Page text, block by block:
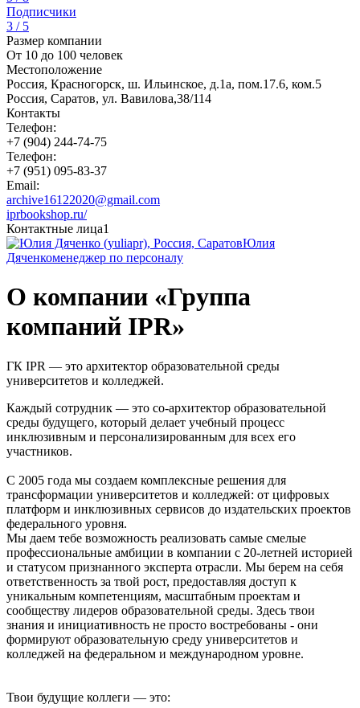
Подписчики
3 / 5
Размер компании
От 10 до 100 человек
Местоположение
Россия, Красногорск, ш. Ильинское, д.1а, пом.17.6, ком.5
Россия, Саратов, ул. Вавилова,38/114
Контакты
Телефон:
+7 (904) 244-74-75
Телефон:
+7 (951) 095-83-37
Email:
archive16122020@gmail.com
iprbookshop.ru/
Контактные лица1
Юлия
Дяченкоменеджер по персоналу
О компании «Группа
компаний IPR»
ГК IPR — это архитектор образовательной среды
университетов и колледжей.
Каждый сотрудник — это со-архитектор образовательной
среды будущего, который делает учебный процесс
инклюзивным и персонализированным для всех его
участников.
С 2005 года мы создаем комплексные решения для
трансформации университетов и колледжей: от цифровых
платформ и инклюзивных сервисов до издательских проектов
федерального уровня.
Мы даем тебе возможность реализовать самые смелые
профессиональные амбиции в компании с 20-летней историей
и статусом признанного эксперта отрасли. Мы берем на себя
ответственность за твой рост, предоставляя доступ к
уникальным компетенциям, масштабным проектам и
сообществу лидеров образовательной среды. Здесь твои
знания и инициативность не просто востребованы - они
формируют образовательную среду университетов и
колледжей на федеральном и международном уровне.
Твои будущие коллеги — это: